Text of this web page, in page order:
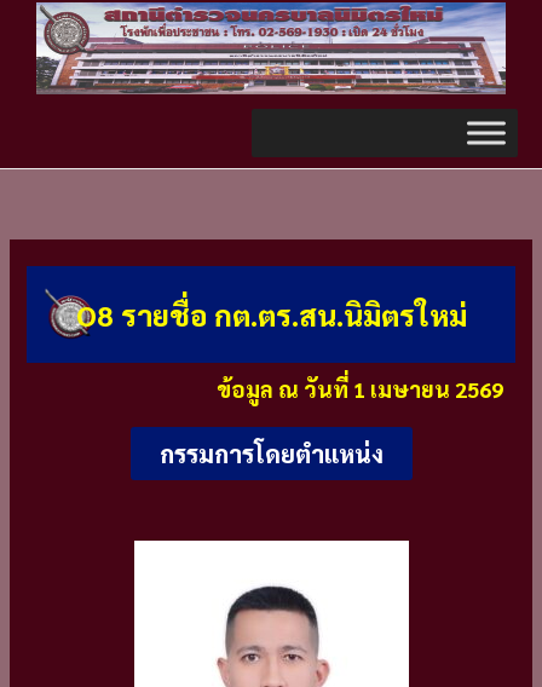
content
O8 รายชื่อ กต.ตร.สน.นิมิตรใหม่
ข้อมูล ณ วันที่ 1 เมษายน 2569
กรรมการโดยตำแหน่ง
TikTok